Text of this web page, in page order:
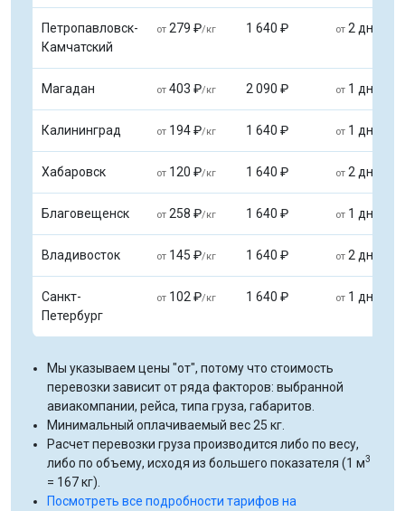
Петропавловск-
Камчатский
от 279 ₽/кг 1 640 ₽ от 2 дней
Магадан от 403 ₽/кг 2 090 ₽ от 1 дня
Калининград от 194 ₽/кг 1 640 ₽ от 1 дня
Хабаровск от 120 ₽/кг 1 640 ₽ от 2 дней
Благовещенск от 258 ₽/кг 1 640 ₽ от 1 дня
Владивосток от 145 ₽/кг 1 640 ₽ от 2 дней
Санкт-
Петербург
от 102 ₽/кг 1 640 ₽ от 1 дня
Мы указываем цены "от", потому что стоимость
перевозки зависит от ряда факторов: выбранной
авиакомпании, рейса, типа груза, габаритов.
Минимальный оплачиваемый вес 25 кг.
Расчет перевозки груза производится либо по весу,
либо по объему, исходя из большего показателя (1 м3
= 167 кг).
Посмотреть все подробности тарифов на